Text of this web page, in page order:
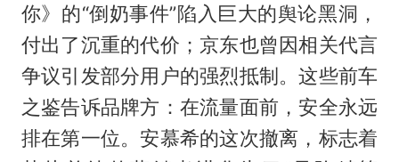
你》的“倒奶事件”陷入巨大的舆论黑洞，
付出了沉重的代价；京东也曾因相关代言
争议引发部分用户的强烈抵制。这些前车
之鉴告诉品牌方：在流量面前，安全永远
排在第一位。安慕希的这次撤离，标志着